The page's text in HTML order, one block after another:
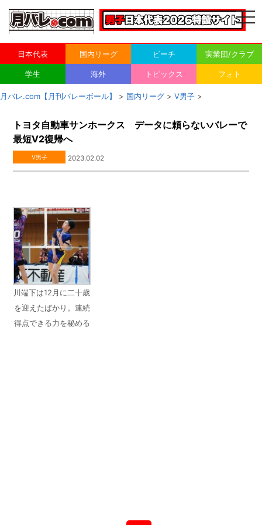
日本代表 国内リーグ ビーチ 実業団/クラブ
学生 海外 トピックス フォト
月バレ.com【月刊バレーボール】 > 国内リーグ > V男子 >
トヨタ自動車サンホークス データに頼らないバレーで
最短V2復帰へ
V男子 2023.02.02
川端下は12月に二十歳
を迎えたばかり。連続
得点できる力を秘める